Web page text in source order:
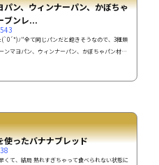
ン、ウィンナーパン、かぼちゃ
ブンレ...
(`0´*)ﾉ"全て同じパンだと飽きそうなので、3種類
マヨパン、ウィンナーパン、かぼちゃパン材料
糖 ...
使ったバナナブレッド
て、結局 熟れすぎちゃって食べられない状態に